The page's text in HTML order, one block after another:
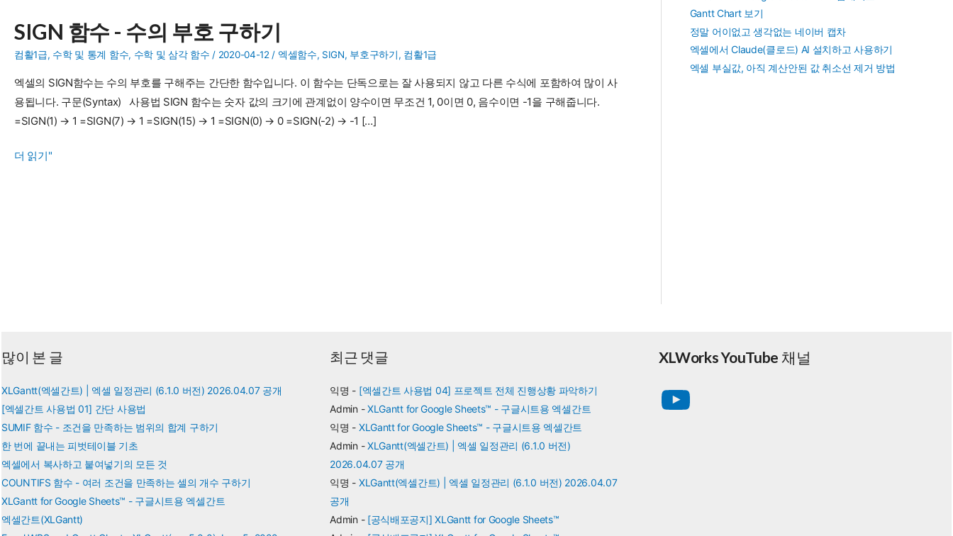
SIGN 함수 - 수의 부호 구하기
컴활1급, 수학 및 통계 함수, 수학 및 삼각 함수 / 2020-04-12 / 엑셀함수, SIGN, 부호구하기, 컴활1급
엑셀의 SIGN함수는 수의 부호를 구해주는 간단한 함수입니다. 이 함수는 단독으로는 잘 사용되지 않고 다른 수식에 포함하여 많이 사
용됩니다. 구문(Syntax) 사용법 SIGN 함수는 숫자 값의 크기에 관계없이 양수이면 무조건 1, 0이면 0, 음수이면 -1을 구해줍니다.
=SIGN(1) → 1 =SIGN(7) → 1 =SIGN(15) → 1 =SIGN(0) → 0 =SIGN(-2) → -1 […]
SIGN
더 읽기"
Gantt Chart 보기
정말 어이없고 생각없는 네이버 캡차
엑셀에서 Claude(클로드) AI 설치하고 사용하기
엑셀 부실값, 아직 계산안된 값 취소선 제거 방법
많이 본 글
XLGantt(엑셀간트) | 엑셀 일정관리 (6.1.0 버전) 2026.04.07 공개
[엑셀간트 사용법 01] 간단 사용법
SUMIF 함수 - 조건을 만족하는 범위의 합계 구하기
한 번에 끝내는 피벗테이블 기초
엑셀에서 복사하고 붙여넣기의 모든 것
COUNTIFS 함수 - 여러 조건을 만족하는 셀의 개수 구하기
XLGantt for Google Sheets™ - 구글시트용 엑셀간트
엑셀간트(XLGantt)
최근 댓글
익명 - [엑셀간트 사용법 04] 프로젝트 전체 진행상황 파악하기
Admin -XLGantt for Google Sheets™ - 구글시트용 엑셀간트
익명 - XLGantt for Google Sheets™ - 구글시트용 엑셀간트
Admin -XLGantt(엑셀간트) | 엑셀 일정관리 (6.1.0 버전)
2026.04.07 공개
익명 - XLGantt(엑셀간트) | 엑셀 일정관리 (6.1.0 버전) 2026.04.07
공개
Admin - [공식배포공지] XLGantt for Google Sheets™
XLWorks YouTube 채널
YouTube